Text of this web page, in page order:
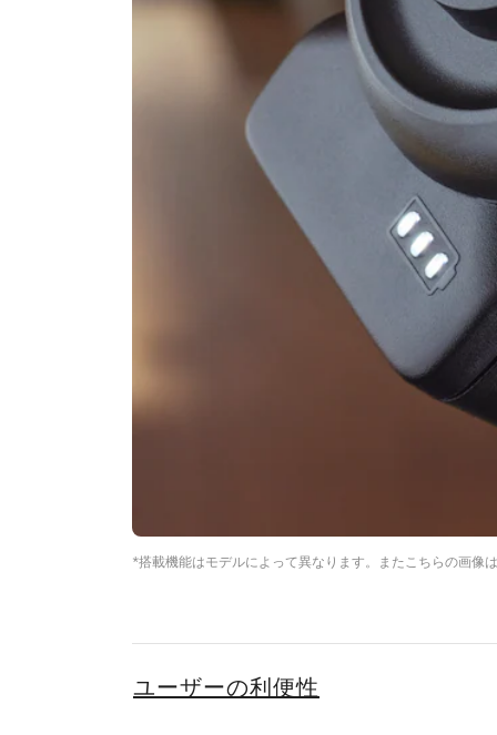
*搭載機能はモデルによって異なります。またこちらの画像
ユーザーの利便性